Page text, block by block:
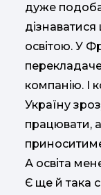
дуже
освітою. У
компанію. І
Україну
працювати,
А освіта
Є ще й така